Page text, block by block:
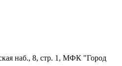
наб., 8, стр. 1, МФК "Город